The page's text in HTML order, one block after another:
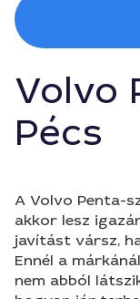
Volvo
Pécs
A Volvo Penta-
akkor lesz
javítást vársz,
Ennél a
nem abból